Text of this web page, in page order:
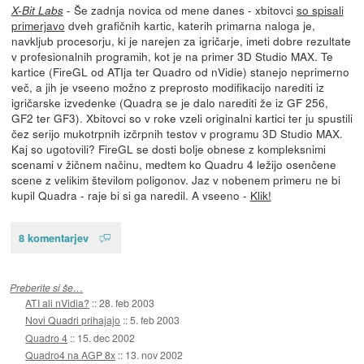
X-Bit Labs- Še zadnja novica od mene danes - xbitovci so spisali
primerjavo dveh grafičnih kartic, katerih primarna naloga je,
navkljub procesorju, ki je narejen za igričarje, imeti dobre rezultate
v profesionalnih programih, kot je na primer 3D Studio MAX. Te
kartice (FireGL od ATIja ter Quadro od nVidie) stanejo neprimerno
več, a jih je vseeno možno z preprosto modifikacijo narediti iz
igričarske izvedenke (Quadra se je dalo narediti že iz GF 256,
GF2 ter GF3). Xbitovci so v roke vzeli originalni kartici ter ju spustili
čez serijo mukotrpnih izčrpnih testov v programu 3D Studio MAX.
Kaj so ugotovili? FireGL se dosti bolje obnese z kompleksnimi
scenami v žičnem načinu, medtem ko Quadru 4 ležijo osenčene
scene z velikim številom poligonov. Jaz v nobenem primeru ne bi
kupil Quadra - raje bi si ga naredil. A vseeno - Klik!
8 komentarjev
Preberite si še…
ATI ali nVidia? ::28. feb 2003
Novi Quadri prihajajo ::5. feb 2003
Quadro 4 :: 15. dec 2002
Quadro4 na AGP 8x :: 13. nov 2002